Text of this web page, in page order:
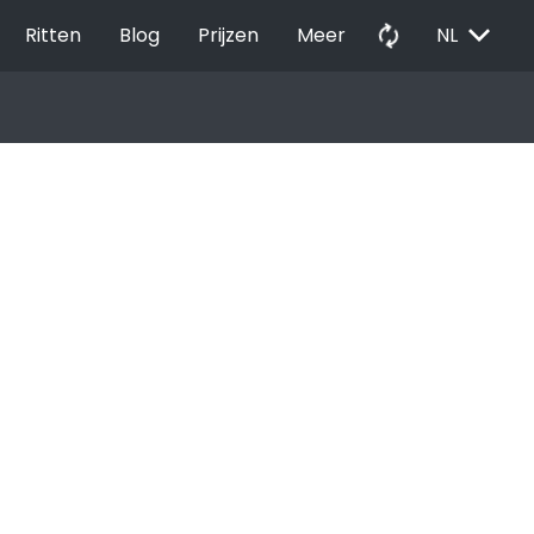
Ritten Blog Prijzen Meer autorenew NL EXPAND_MORE